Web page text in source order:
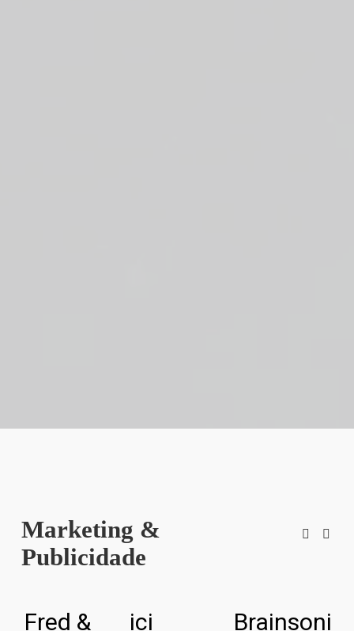
Marketing &
Publicidade
Fred &
ici
Brainsoni